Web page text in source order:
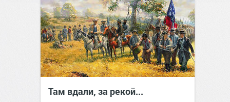
Там вдали, за рекой...